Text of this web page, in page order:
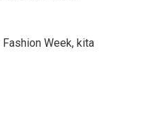
Week, kita